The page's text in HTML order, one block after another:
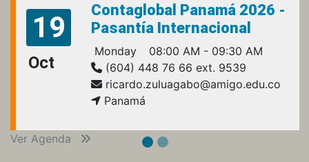
19
Oct
Contaglobal Panamá 2026 -
Pasantía Internacional
Monday
08:00 AM - 09:30 AM
(604) 448 76 66 ext. 9539
ricardo.zuluagabo@amigo.edu.co
Panamá
Ver Agenda